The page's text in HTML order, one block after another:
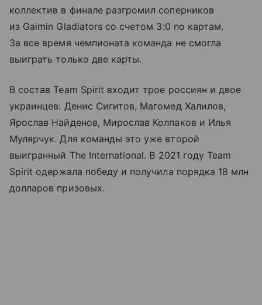
коллектив в финале разгромил соперников
из Gaimin Gladiators со счетом 3:0 по картам.
За все время чемпионата команда не смогла
выиграть только две карты.
В состав Team Spirit входит трое россиян и двое
украинцев: Денис Сигитов, Магомед Халилов,
Ярослав Найденов, Мирослав Колпаков и Илья
Мулярчук. Для команды это уже второй
выигранный The International. В 2021 году Team
Spirit одержала победу и получила порядка 18 млн
долларов призовых.